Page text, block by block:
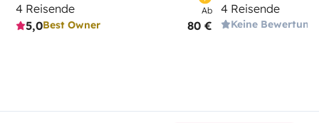
4 Reisende
5,0Best Owner
Ab
80 €
4 Reisende
Keine Bewertung